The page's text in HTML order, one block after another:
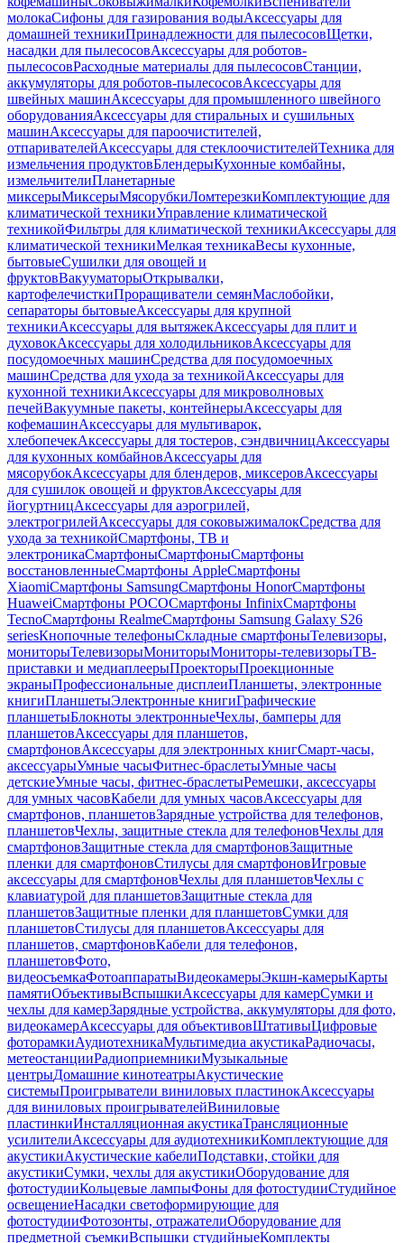
молокаСифоны для газирования водыАксессуары для
домашней техникиПринадлежности для пылесосовЩетки,
насадки для пылесосовАксессуары для роботов-
пылесосовРасходные материалы для пылесосовСтанции,
аккумуляторы для роботов-пылесосовАксессуары для
швейных машинАксессуары для промышленного швейного
оборудованияАксессуары для стиральных и сушильных
машинАксессуары для пароочистителей,
отпаривателейАксессуары для стеклоочистителейТехника для
измельчения продуктовБлендерыКухонные комбайны,
измельчителиПланетарные
миксерыМиксерыМясорубкиЛомтерезкиКомплектующие для
климатической техникиУправление климатической
техникойФильтры для климатической техникиАксессуары для
климатической техникиМелкая техникаВесы кухонные,
бытовыеСушилки для овощей и
фруктовВакууматорыОткрывалки,
картофелечисткиПроращиватели семянМаслобойки,
сепараторы бытовыеАксессуары для крупной
техникиАксессуары для вытяжекАксессуары для плит и
духовокАксессуары для холодильниковАксессуары для
посудомоечных машинСредства для посудомоечных
машинСредства для ухода за техникойАксессуары для
кухонной техникиАксессуары для микроволновых
печейВакуумные пакеты, контейнерыАксессуары для
кофемашинАксессуары для мультиварок,
хлебопечекАксессуары для тостеров, сэндвичницАксессуары
для кухонных комбайновАксессуары для
мясорубокАксессуары для блендеров, миксеровАксессуары
для сушилок овощей и фруктовАксессуары для
йогуртницАксессуары для аэрогрилей,
электрогрилейАксессуары для соковыжималокСредства для
ухода за техникойСмартфоны, ТВ и
электроникаСмартфоныСмартфоныСмартфоны
восстановленныеСмартфоны AppleСмартфоны
XiaomiСмартфоны SamsungСмартфоны HonorСмартфоны
HuaweiСмартфоны POCOСмартфоны InfinixСмартфоны
TecnoСмартфоны RealmeСмартфоны Samsung Galaxy S26
seriesКнопочные телефоныСкладные смартфоныТелевизоры,
мониторыТелевизорыМониторыМониторы-телевизорыТВ-
приставки и медиаплеерыПроекторыПроекционные
экраныПрофессиональные дисплеиПланшеты, электронные
книгиПланшетыЭлектронные книгиГрафические
планшетыБлокноты электронныеЧехлы, бамперы для
планшетовАксессуары для планшетов,
смартфоновАксессуары для электронных книгСмарт-часы,
аксессуарыУмные часыФитнес-браслетыУмные часы
детскиеУмные часы, фитнес-браслетыРемешки, аксессуары
для умных часовКабели для умных часовАксессуары для
смартфонов, планшетовЗарядные устройства для телефонов,
планшетовЧехлы, защитные стекла для телефоновЧехлы для
смартфоновЗащитные стекла для смартфоновЗащитные
пленки для смартфоновСтилусы для смартфоновИгровые
аксессуары для смартфоновЧехлы для планшетовЧехлы с
клавиатурой для планшетовЗащитные стекла для
планшетовЗащитные пленки для планшетовСумки для
планшетовСтилусы для планшетовАксессуары для
планшетов, смартфоновКабели для телефонов,
планшетовФото,
видеосъемкаФотоаппаратыВидеокамерыЭкшн-камерыКарты
памятиОбъективыВспышкиАксессуары для камерСумки и
чехлы для камерЗарядные устройства, аккумуляторы для фото,
видеокамерАксессуары для объективовШтативыЦифровые
фоторамкиАудиотехникаМультимедиа акустикаРадиочасы,
метеостанцииРадиоприемникиМузыкальные
центрыДомашние кинотеатрыАкустические
системыПроигрыватели виниловых пластинокАксессуары
для виниловых проигрывателейВиниловые
пластинкиИнсталляционная акустикаТрансляционные
усилителиАксессуары для аудиотехникиКомплектующие для
акустикиАкустические кабелиПодставки, стойки для
акустикиСумки, чехлы для акустикиОборудование для
фотостудииКольцевые лампыФоны для фотостудииСтудийное
освещениеНасадки светоформирующие для
фотостудииФотозонты, отражателиОборудование для
предметной съемкиВспышки студийныеКомплекты